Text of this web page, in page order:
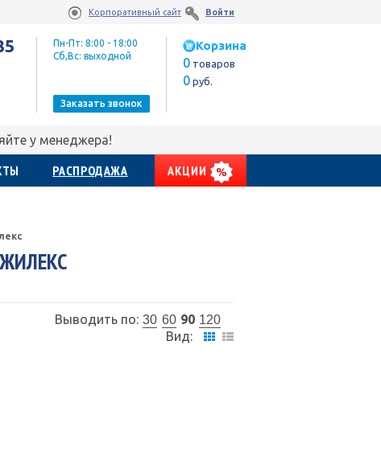
Корпоративный сайт Войти
Пн-Пт: 8:00 - 18:00
Сб,Вс: выходной
Заказать звонок
Корзина
0 товаров
0 руб.
у менеджера!
РАСПРОДАЖА АКЦИИ
Выводить по: 30 60 90 120
Вид: